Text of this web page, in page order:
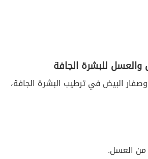
للبشرة الجافة
البيض في ترطيب البشرة الجافة،
العسل.